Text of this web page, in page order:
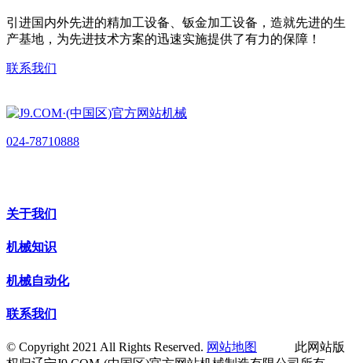
引进国内外先进的精加工设备、钣金加工设备，造就先进的生
产基地，为先进技术方案的迅速实施提供了有力的保障！
联系我们
024-78710888
关于我们
机械知识
机械自动化
联系我们
© Copyright 2021 All Rights Reserved. 网站地图
此网站版